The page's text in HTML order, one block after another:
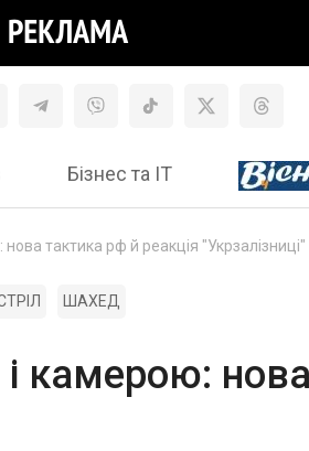
Бізнес та ІТ
тактика рф й реакція "Укрзалізниці"
ШАХЕД
камерою: